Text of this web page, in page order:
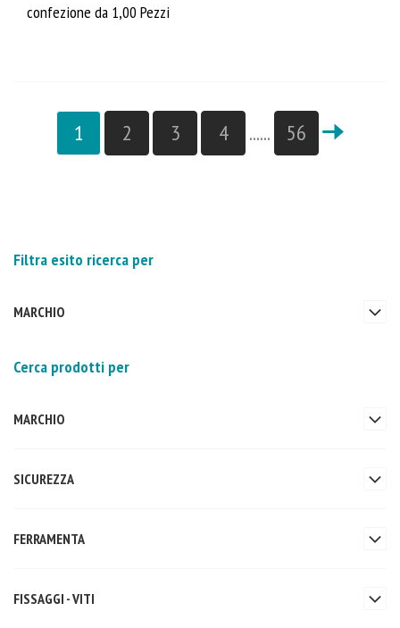
confezione da 1,00 Pezzi
1 2 3 4 ...... 56
Filtra esito ricerca per
MARCHIO
Cerca prodotti per
MARCHIO
SICUREZZA
FERRAMENTA
FISSAGGI - VITI